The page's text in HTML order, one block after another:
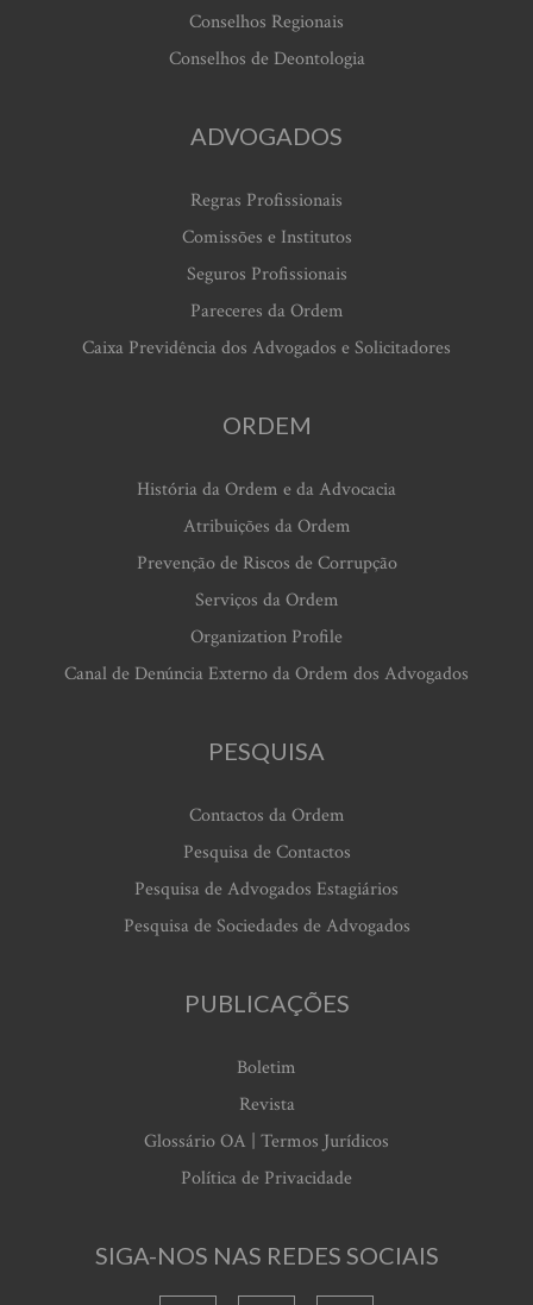
Conselhos Regionais
Conselhos de Deontologia
ADVOGADOS
Regras Profissionais
Comissões e Institutos
Seguros Profissionais
Pareceres da Ordem
Caixa Previdência dos Advogados e Solicitadores
ORDEM
História da Ordem e da Advocacia
Atribuições da Ordem
Prevenção de Riscos de Corrupção
Serviços da Ordem
Organization Profile
Canal de Denúncia Externo da Ordem dos Advogados
PESQUISA
Contactos da Ordem
Pesquisa de Contactos
Pesquisa de Advogados Estagiários
Pesquisa de Sociedades de Advogados
PUBLICAÇÕES
Boletim
Revista
Glossário OA | Termos Jurídicos
Política de Privacidade
SIGA-NOS NAS REDES SOCIAIS